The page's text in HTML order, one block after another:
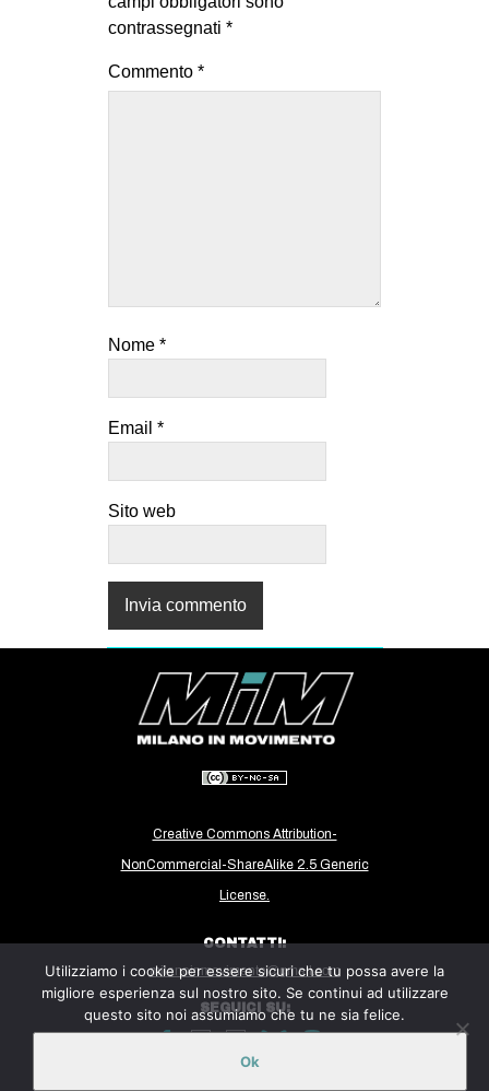
contrassegnati *
Commento *
Nome *
Email *
Sito web
Creative Commons Attribution-
NonCommercial-ShareAlike 2.5 Generic
License.
CONTATTI:
milanoinmovimento@gmail.com
SEGUICI SU:
Utilizziamo i cookie per essere sicuri che tu possa avere la
migliore esperienza sul nostro sito. Se continui ad utilizzare
questo sito noi assumiamo che tu ne sia felice.
Ok